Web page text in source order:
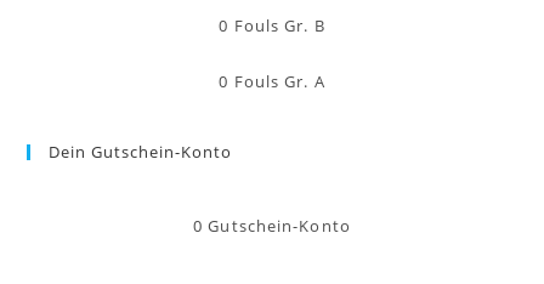
0 Fouls Gr. B
0 Fouls Gr. A
Dein Gutschein-Konto
0 Gutschein-Konto